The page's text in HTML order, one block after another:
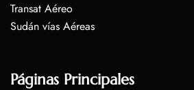
Transat Aéreo
Sudán vías Aéreas
Páginas Principales